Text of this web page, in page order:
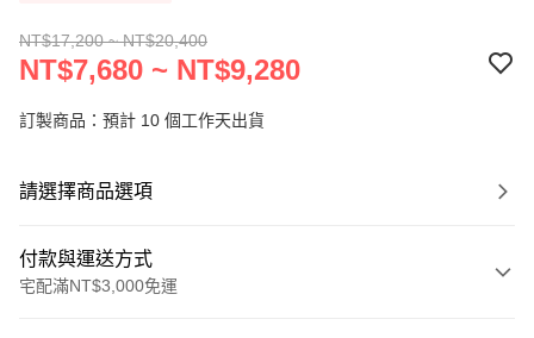
NT$17,200 ~ NT$20,400
NT$7,680 ~ NT$9,280
訂製商品：預計 10 個工作天出貨
請選擇商品選項
付款與運送方式
宅配滿NT$3,000免運